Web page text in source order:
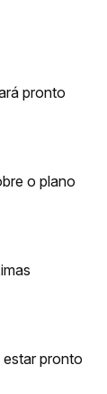
pronto
o plano
pronto